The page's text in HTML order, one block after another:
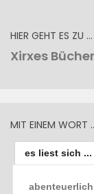
HIER GEHT ES ZU …
Xirxes
MIT EINEM WORT
es liest sich ...
abenteuerlich